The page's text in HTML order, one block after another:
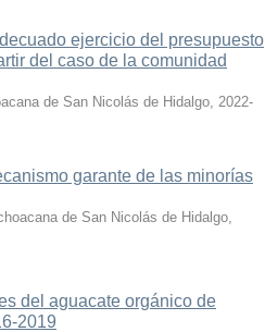
ejercicio del presupuesto
del caso de la comunidad
de San Nicolás de Hidalgo, 2022-
garante de las minorías
de San Nicolás de Hidalgo,
del aguacate orgánico de
2019